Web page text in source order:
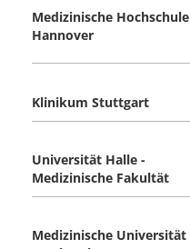
Medizinische Hochschule
Hannover
Klinikum Stuttgart
Universität Halle -
Medizinische Fakultät
Medizinische Universität